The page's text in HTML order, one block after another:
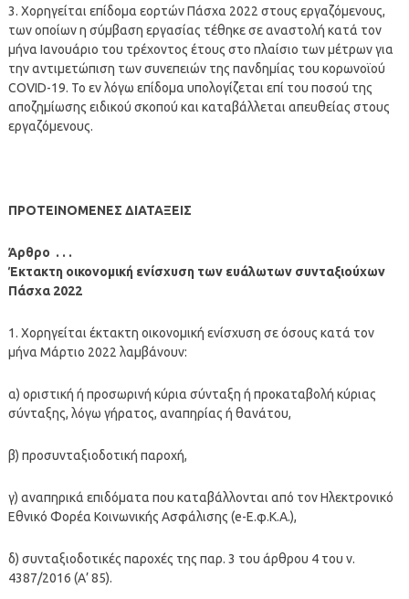
3. Χορηγείται επίδομα εορτών Πάσχα 2022 στους εργαζόμενους,
των οποίων η σύμβαση εργασίας τέθηκε σε αναστολή κατά τον
μήνα Ιανουάριο του τρέχοντος έτους στο πλαίσιο των μέτρων για
την αντιμετώπιση των συνεπειών της πανδημίας του κορωνοϊού
COVID-19. Το εν λόγω επίδομα υπολογίζεται επί του ποσού της
αποζημίωσης ειδικού σκοπού και καταβάλλεται απευθείας στους
εργαζόμενους.
ΠΡΟΤΕΙΝΟΜΕΝΕΣ ΔΙΑΤΑΞΕΙΣ
Άρθρο . . .
Έκτακτη οικονομική ενίσχυση των ευάλωτων συνταξιούχων
Πάσχα 2022
1. Χορηγείται έκτακτη οικονομική ενίσχυση σε όσους κατά τον
μήνα Μάρτιο 2022 λαμβάνουν:
α) οριστική ή προσωρινή κύρια σύνταξη ή προκαταβολή κύριας
σύνταξης, λόγω γήρατος, αναπηρίας ή θανάτου,
β) προσυνταξιοδοτική παροχή,
γ) αναπηρικά επιδόματα που καταβάλλονται από τον Ηλεκτρονικό
Εθνικό Φορέα Κοινωνικής Ασφάλισης (e-Ε.φ.Κ.Α.),
δ) συνταξιοδοτικές παροχές της παρ. 3 του άρθρου 4 του ν.
4387/2016 (Α’ 85).